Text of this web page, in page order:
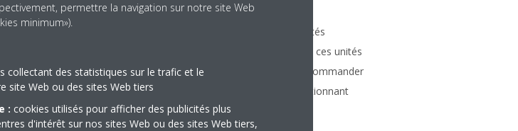
Application multi
Il est possible de connecter un maximum de 5 unités
intérieures à une unité extérieure unique, même si ces unités
sont de puissances différentes. Il est possible de commander
individuellement toutes les unités intérieures fonctionnant
dans le même mode (c
permettre la navigation sur notre site Web
minimum»).
collectant des statistiques sur le trafic et le
site Web ou des sites Web tiers
: cookies utilisés pour afficher des publicités plus
d'intérêt sur nos sites Web ou des sites Web tiers,